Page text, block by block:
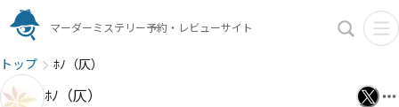
マーダーミステリー予約・レビューサイト
トップ ﾎﾉ（仄）
ﾎﾉ（仄）